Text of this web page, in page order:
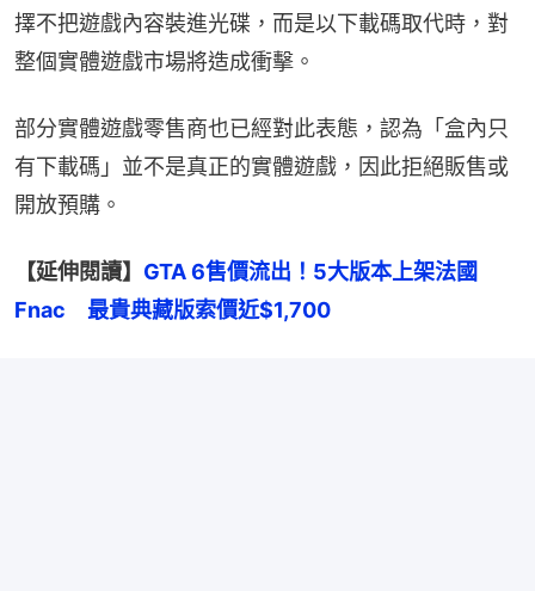
擇不把遊戲內容裝進光碟，而是以下載碼取代時，對
整個實體遊戲市場將造成衝擊。
部分實體遊戲零售商也已經對此表態，認為「盒內只
有下載碼」並不是真正的實體遊戲，因此拒絕販售或
開放預購。
【延伸閱讀】 GTA 6售價流出！5大版本上架法國
Fnac　最貴典藏版索價近$1,700